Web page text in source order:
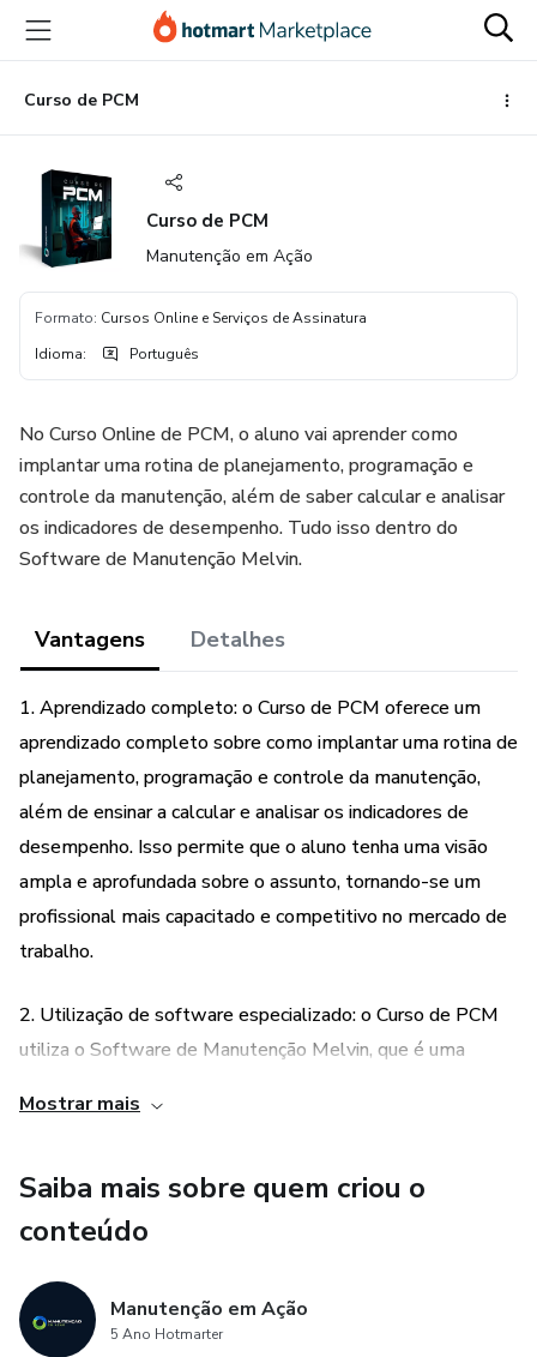
para
conteúdo
principal
para
pagamento
para
rodapé
Curso de PCM
Curso de PCM
Manutenção em Ação
Formato: Cursos Online e Serviços de Assinatura
Idioma: Português
No Curso Online de PCM, o aluno vai aprender como
implantar uma rotina de planejamento, programação e
controle da manutenção, além de saber calcular e analisar
os indicadores de desempenho. Tudo isso dentro do
Software de Manutenção Melvin.
Vantagens Detalhes
1. Aprendizado completo: o Curso de PCM oferece um
aprendizado completo sobre como implantar uma rotina de
planejamento, programação e controle da manutenção,
além de ensinar a calcular e analisar os indicadores de
desempenho. Isso permite que o aluno tenha uma visão
ampla e aprofundada sobre o assunto, tornando-se um
profissional mais capacitado e competitivo no mercado de
trabalho.
2. Utilização de software especializado: o Curso de PCM
utiliza o Software de Manutenção Melvin, que é uma
Isso permite que o aluno aprenda na prática como utilizar
competitiva importante no mercado de trabalho. Além
disso, o uso do software facilita a aplicação dos conceitos
da rotina de PCM mais eficiente e eficaz.
Mostrar mais
Saiba mais sobre quem criou o
conteúdo
Manutenção em Ação
5 Ano Hotmarter